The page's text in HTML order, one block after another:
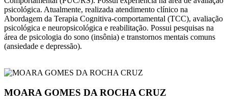
psicológica. Atualmente, realizada atendimento clínico na
Abordagem da Terapia Cognitiva-comportamental (TCC), avaliação
psicológica e neuropsicológica e reabilitação. Possui pesquisas na
área de psicologia do sono (insônia) e transtornos mentais comuns
(ansiedade e depressão).
MOARA GOMES DA ROCHA CRUZ